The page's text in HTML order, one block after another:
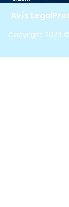
Copyright 2026
Avís Legal